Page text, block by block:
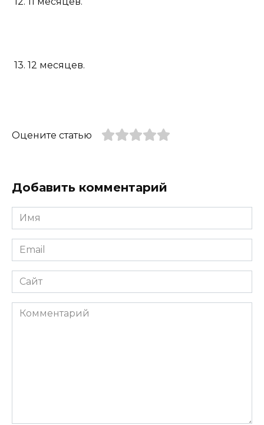
13. 12 месяцев.
Оцените статью
Добавить комментарий
Имя
*
Email
*
Сайт
Комментарий